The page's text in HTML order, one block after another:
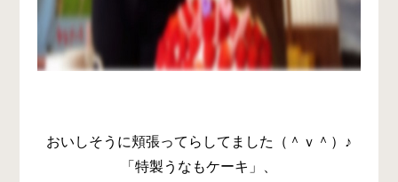
おいしそうに頬張ってらしてました（＾ｖ＾）♪
「特製うなもケーキ」、